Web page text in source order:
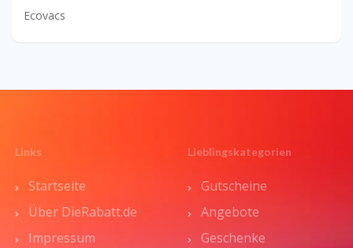
Ecovacs
Links
Startseite
Über DieRabatt.de
Impressum
Lieblingskategorien
Gutscheine
Angebote
Geschenke